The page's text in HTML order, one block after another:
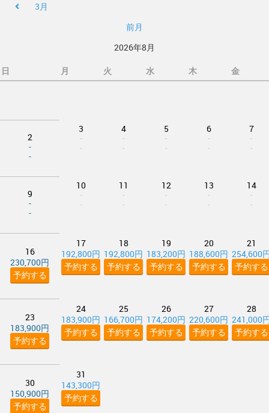
3月
前月
2026年8月
日 月 火 水 木 金
2
-
-
3
-
-
4
-
-
5
-
-
6
-
-
7
-
-
9
-
-
10
-
-
11
-
-
12
-
-
13
-
-
14
-
-
16
230,700円
予約する
17
192,800円
予約する
18
192,800円
予約する
19
183,200円
予約する
20
188,600円
予約する
21
254,600
予約する
23
183,900円
予約する
24
183,900円
予約する
25
166,700円
予約する
26
174,200円
予約する
27
220,600円
予約する
28
241,000
予約する
30
150,900円
予約する
31
143,300円
予約する